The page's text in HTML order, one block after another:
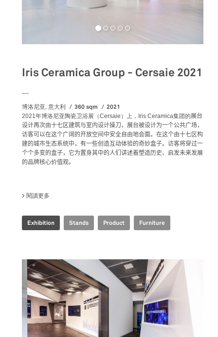
Iris Ceramica Group - Cersaie 2021
博洛尼亚, 意大利 360 sqm 2021
2021年博洛尼亚陶瓷卫浴展（Cersaie）上， Iris Ceramica集团的展台
设计再次由十七区建筑与室内设计操刀，展台被设计为一个公共广场，
访客可以在这个广阔的开放空间中安全自由地会面。在这个由十七区构
建的城市生态系统中，有一些创造互动体验的奇妙盒子。访客将穿过一
个个多变的盒子，它为置身其中的人们讲述着塑造历史、启发未来发展
的品牌核心价值观。
閱讀更多
Exhibition Stands Product Furniture